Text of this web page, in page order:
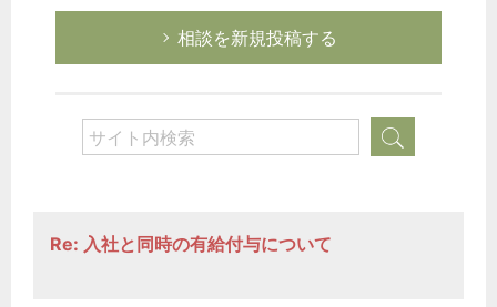
相談を新規投稿する
Re: 入社と同時の有給付与について